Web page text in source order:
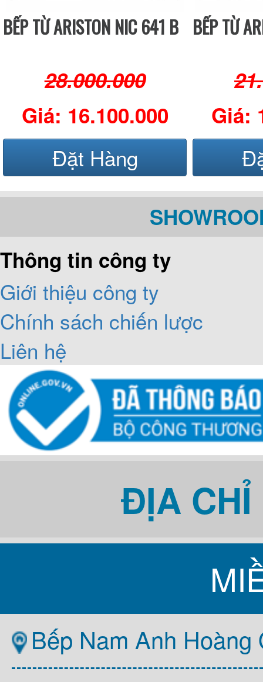
BẾP TỪ ARISTON NIC 641 B
28.000.000
Giá: 16.100.000
Đặt Hàng
BẾP TỪ
Giá:
Thông tin công ty
Giới thiệu công ty
Chính sách chiến lược
Liên hệ
ĐỊA CHỈ
Bếp Nam Anh